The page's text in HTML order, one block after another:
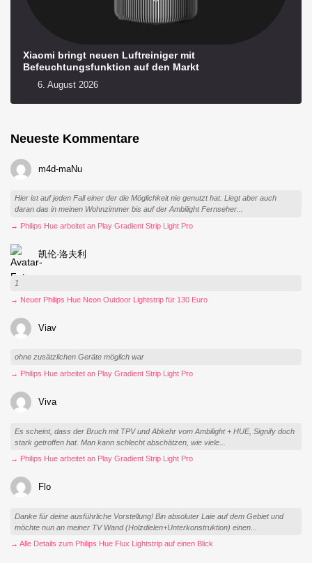
Xiaomi bringt neuen Luftreiniger mit
Befeuchtungsfunktion auf den Markt
6. August 2026
Neueste Kommentare
m4d-maNu
Hier ist auf jeden Fall einer der die Möglichkeit nie genutzt hat. Liegt aber auch
daran das in meinen Wohnzimmer bis auf der Ambilight Fernseher...
→ Philips Hue arbeitet an Play Gradient Strip Light Pro
凯伦·洛夫利
1
→ Neuer Philips Hue Neon Outdoor Lightstrip für 130 Euro
Viav
ohne zusätzlichen Geräte möglich war
→ Philips Hue arbeitet an Play Gradient Strip Light Pro
Viva
Es scheint, dass der Bruch mit TPV und Abkehr vom Ambilight + HUE, Signify doch
stark getroffen hat. Man kann schlecht abschätzen, wie viele...
→ Philips Hue arbeitet an Play Gradient Strip Light Pro
Flo
Danke für deine ausführliche Vorstellung! Bin absoluter Laie auf dem Gebiet und
möchte nun an meiner TV Wand (Holzdielen+Unterkonstruktion) einen...
→ Alle Details zum Philips Hue Flux Lightstrip auf einen Blick